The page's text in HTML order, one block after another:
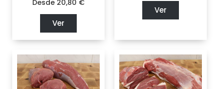
Desde 20,80 €
Ver
Ver